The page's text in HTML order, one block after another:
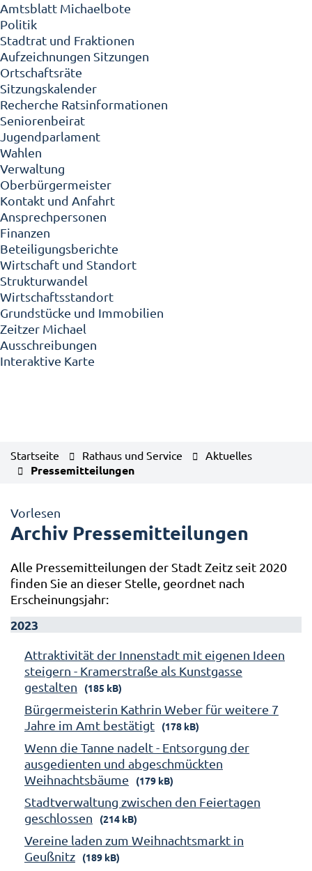
Amtsblatt Michaelbote
Politik
Stadtrat und Fraktionen
Aufzeichnungen Sitzungen
Ortschaftsräte
Sitzungskalender
Recherche Ratsinformationen
Seniorenbeirat
Jugendparlament
Wahlen
Verwaltung
Oberbürgermeister
Kontakt und Anfahrt
Ansprechpersonen
Finanzen
Beteiligungsberichte
Wirtschaft und Standort
Strukturwandel
Wirtschaftsstandort
Grundstücke und Immobilien
Zeitzer Michael
Ausschreibungen
Interaktive Karte
Startseite Rathaus und Service Aktuelles
Pressemitteilungen
Vorlesen
Archiv Pressemitteilungen
Alle Pressemitteilungen der Stadt Zeitz seit 2020
finden Sie an dieser Stelle, geordnet nach
Erscheinungsjahr:
2023
Attraktivität der Innenstadt mit eigenen Ideen
steigern - Kramerstraße als Kunstgasse
gestalten
(185 kB)
Bürgermeisterin Kathrin Weber für weitere 7
Jahre im Amt bestätigt
(178 kB)
Wenn die Tanne nadelt - Entsorgung der
ausgedienten und abgeschmückten
Weihnachtsbäume
(179 kB)
Stadtverwaltung zwischen den Feiertagen
geschlossen
(214 kB)
Vereine laden zum Weihnachtsmarkt in
Geußnitz
(189 kB)